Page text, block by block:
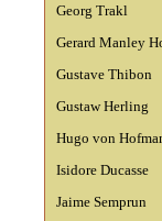
Georg Trakl
Gerard Manley
Gustave Thibon
Gustaw Herling
Hugo von
Isidore Ducasse
Jaime Semprun